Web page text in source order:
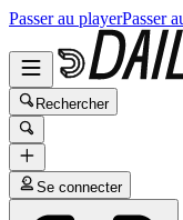
Passer au playerPasser
Rechercher
Se connecter